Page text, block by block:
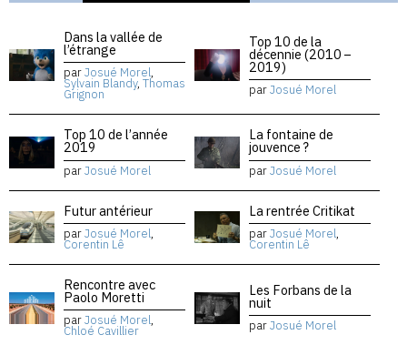
Dans la vallée de
l’étrange
parJosué Morel,
Sylvain Blandy, Thomas
Grignon
Top 10 de la
décennie (2010 –
2019)
parJosué Morel
Top 10 de l’année
2019
parJosué Morel
La fontaine de
jouvence ?
parJosué Morel
Futur antérieur
parJosué Morel,
Corentin Lê
La rentrée Critikat
parJosué Morel,
Corentin Lê
Rencontre avec
Paolo Moretti
parJosué Morel,
Chloé Cavillier
Les Forbans de la
nuit
parJosué Morel